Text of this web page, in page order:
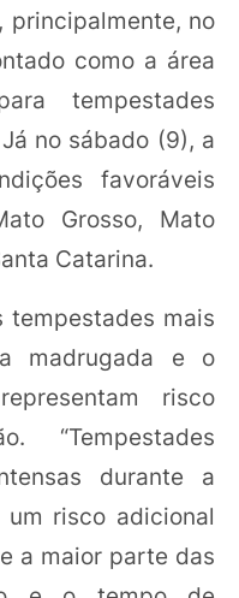
principalmente, no
como a área
tempestades
no sábado (9), a
favoráveis
Grosso, Mato
Catarina.
tempestades mais
madrugada e o
risco
“Tempestades
durante a
um risco adicional
a maior parte das